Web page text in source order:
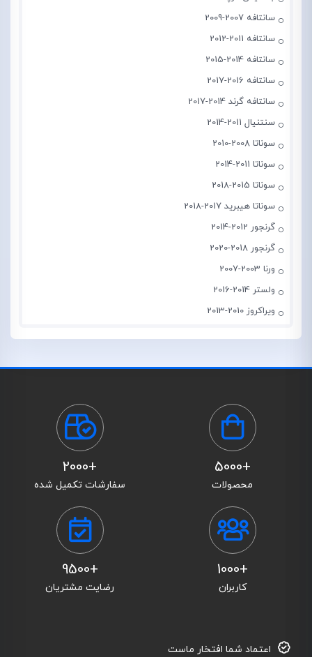
سانتافه 2007-2009
سانتافه 2011-2012
سانتافه 2014-2015
سانتافه 2016-2017
سانتافه گرند 2014-2017
سنتنیال 2011-2014
سوناتا 2008-2010
سوناتا 2011-2014
سوناتا 2015-2018
سوناتا هیبرید 2017-2018
گرنجور 2012-2014
گرنجور 2018-2020
ورنا 2003-2007
ولستر 2014-2016
ویراکروز 2010-2013
+5000
محصولات
+2000
سفارشات تکمیل شده
+1000
کاربران
+9500
رضایت مشتریان
اعتماد شما افتخار ماست